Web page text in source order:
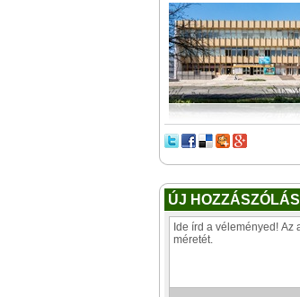
ÚJ HOZZÁSZÓLÁS